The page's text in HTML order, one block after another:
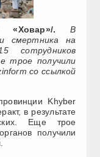
.
В
смертника на
сотрудников
трое получили
со ссылкой
Khyber
в результате
Еще трое
получили